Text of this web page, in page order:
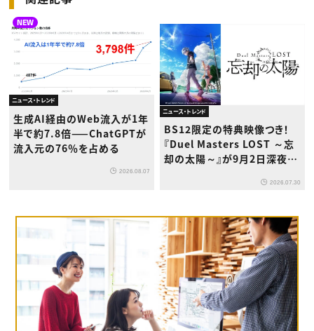
NEW
ニュース・トレンド
生成AI経由のWeb流入が1年
半で約7.8倍——ChatGPTが
流入元の76％を占める
2026.08.07
ニュース・トレンド
BS12限定の特典映像つき！
『Duel Masters LOST ～忘
却の太陽～』が9月2日深夜か
2026.07.30